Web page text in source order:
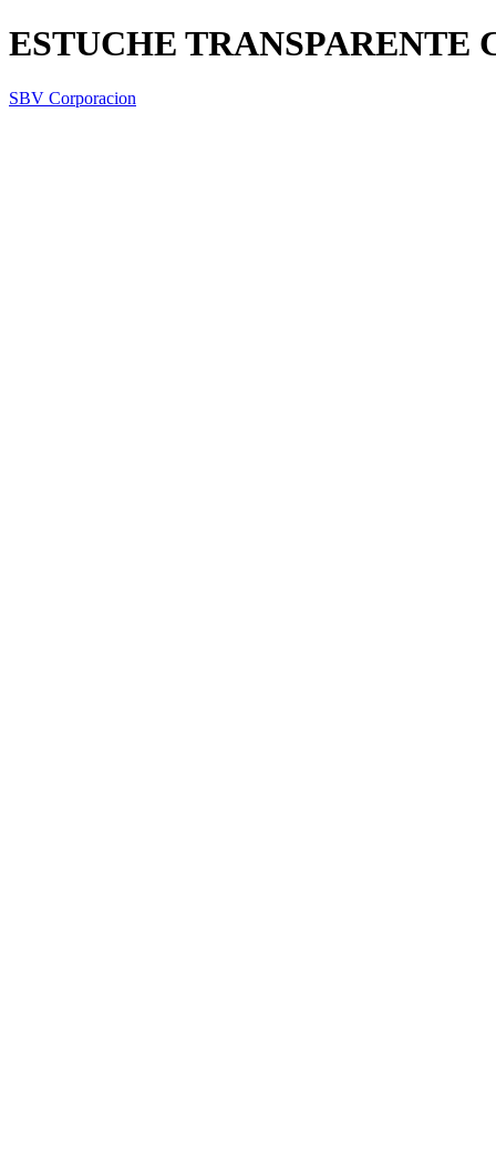
ESTUCHE TRANSPARENTE
SBV Corporacion